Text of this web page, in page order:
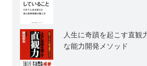
人生に奇蹟を起こす直
な能力開発メソッド